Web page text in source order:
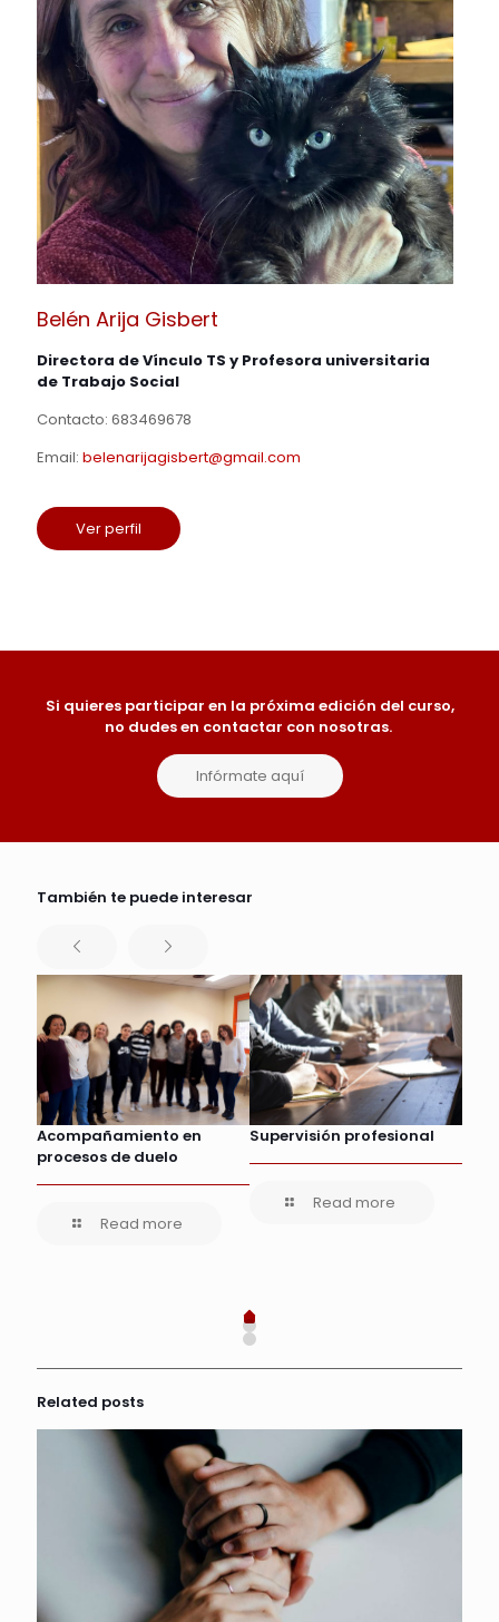
Belén Arija Gisbert
Directora de Vínculo TS y Profesora universitaria
de Trabajo Social
Contacto: 683469678
Email: belenarijagisbert@gmail.com
Ver perfil
Si quieres participar en la próxima edición del curso,
no dudes en contactar con nosotras.
Infórmate aquí
También te puede interesar
Acompañamiento en
procesos de duelo
Read more
Supervisión profesional
Read more
Related posts